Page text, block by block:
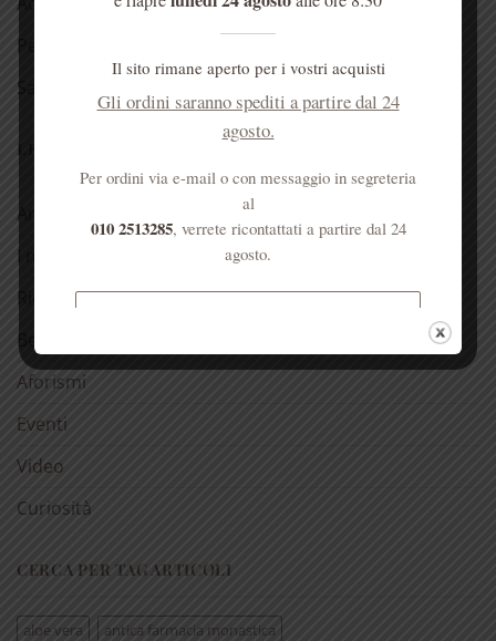
Salute dell’anima
Antica spezieria
Ricette
Bellezza
Aforismi
Eventi
Video
Curiosità
CERCA PER TAG ARTICOLI
aloe vera
antica farmacia monastica
Il sito rimane aperto per i vostri acquisti
Gli ordini saranno spediti a partire dal 24
agosto.
Per ordini via e-mail o con messaggio in segreteria
al
010 2513285, verrete ricontattati a partire dal 24
agosto.
superiori a € 50